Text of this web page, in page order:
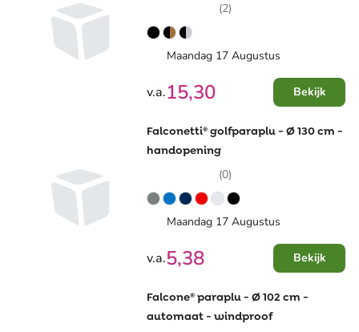
(2)
Maandag 17 Augustus
v.a.15,30 Bekijk
Falconetti® golfparaplu - Ø 130 cm -
handopening
(0)
Maandag 17 Augustus
v.a.5,38 Bekijk
Falcone® paraplu - Ø 102 cm -
automaat - windproof